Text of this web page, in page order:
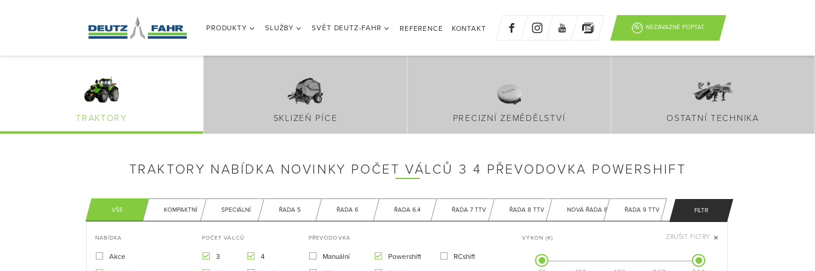
PRODUKTY SLUŽBY SVĚT DEUTZ-FAHR REFERENCE KONTAKT NEZÁVAZNĚ POPTAT
TRAKTORY SKLIZEŇ PÍCE PRECIZNÍ ZEMĚDĚLSTVÍ OSTATNÍ TECHNIKA
TRAKTORY NABÍDKA NOVINKY POČET VÁLCŮ 3 4 PŘEVODOVKA POWERSHIFT
VŠE KOMPAKTNÍ SPECIÁLNÍ ŘADA 5 ŘADA 6 ŘADA 6.4 ŘADA 7 TTV ŘADA 8 TTV NOVÁ ŘADA 8 ŘADA 9 TTV FILTR
NABÍDKA
Akce
POČET VÁLCŮ
3 4
PŘEVODOVKA
Manuální Powershift RCshift
VÝKON (K) ZRUŠIT FILTRY